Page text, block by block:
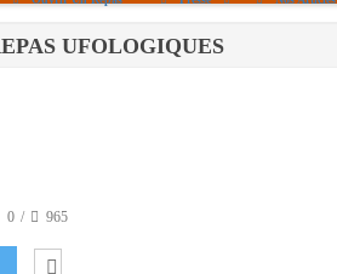
Politique De Cookies (UE)
UFOLOGIQUES
0 965